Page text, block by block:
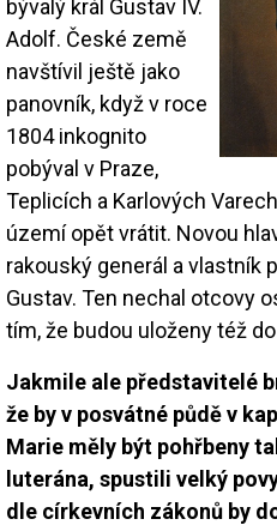
bývalý král Gustav IV.
Adolf. České země
navštívil ještě jako
panovník, když v roce
1804 inkognito
pobýval v Praze,
Teplicích a Karlových
území opět vrátit. Novou
rakouský generál a vlastník
Gustav. Ten nechal otcovy
tím, že budou uloženy též
Jakmile ale představitelé
že by v posvátné půdě v
Marie měly být pohřbeny
luterána, spustili velký
dle církevních zákonů by